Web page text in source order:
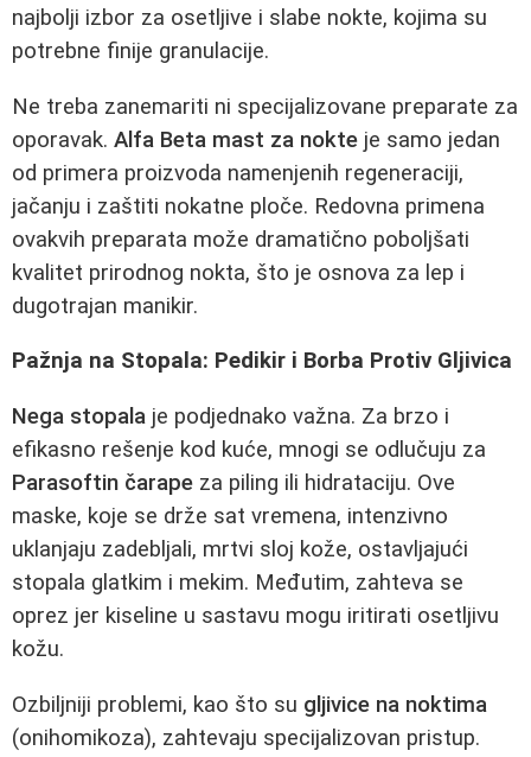
najbolji izbor za osetljive i slabe nokte, kojima su
potrebne finije granulacije.
Ne treba zanemariti ni specijalizovane preparate za
oporavak. Alfa Beta mast za nokte je samo jedan
od primera proizvoda namenjenih regeneraciji,
jačanju i zaštiti nokatne ploče. Redovna primena
ovakvih preparata može dramatično poboljšati
kvalitet prirodnog nokta, što je osnova za lep i
dugotrajan manikir.
Pažnja na Stopala: Pedikir i Borba Protiv Gljivica
Nega stopala je podjednako važna. Za brzo i
efikasno rešenje kod kuće, mnogi se odlučuju za
Parasoftin čarape za piling ili hidrataciju. Ove
maske, koje se drže sat vremena, intenzivno
uklanjaju zadebljali, mrtvi sloj kože, ostavljajući
stopala glatkim i mekim. Međutim, zahteva se
oprez jer kiseline u sastavu mogu iritirati osetljivu
kožu.
Ozbiljniji problemi, kao što su gljivice na noktima
(onihomikoza), zahtevaju specijalizovan pristup.